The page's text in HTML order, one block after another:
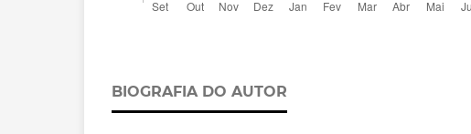
BIOGRAFIA DO AUTOR